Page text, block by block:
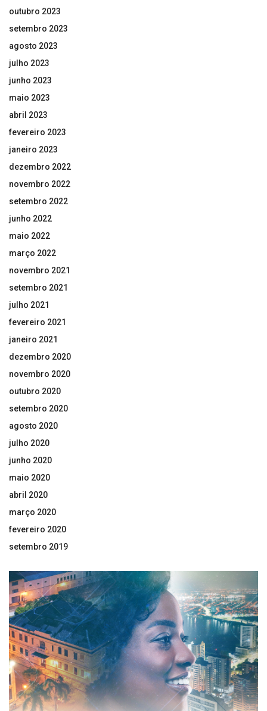
outubro 2023
setembro 2023
agosto 2023
julho 2023
junho 2023
maio 2023
abril 2023
fevereiro 2023
janeiro 2023
dezembro 2022
novembro 2022
setembro 2022
junho 2022
maio 2022
março 2022
novembro 2021
setembro 2021
julho 2021
fevereiro 2021
janeiro 2021
dezembro 2020
novembro 2020
outubro 2020
setembro 2020
agosto 2020
julho 2020
junho 2020
maio 2020
abril 2020
março 2020
fevereiro 2020
setembro 2019